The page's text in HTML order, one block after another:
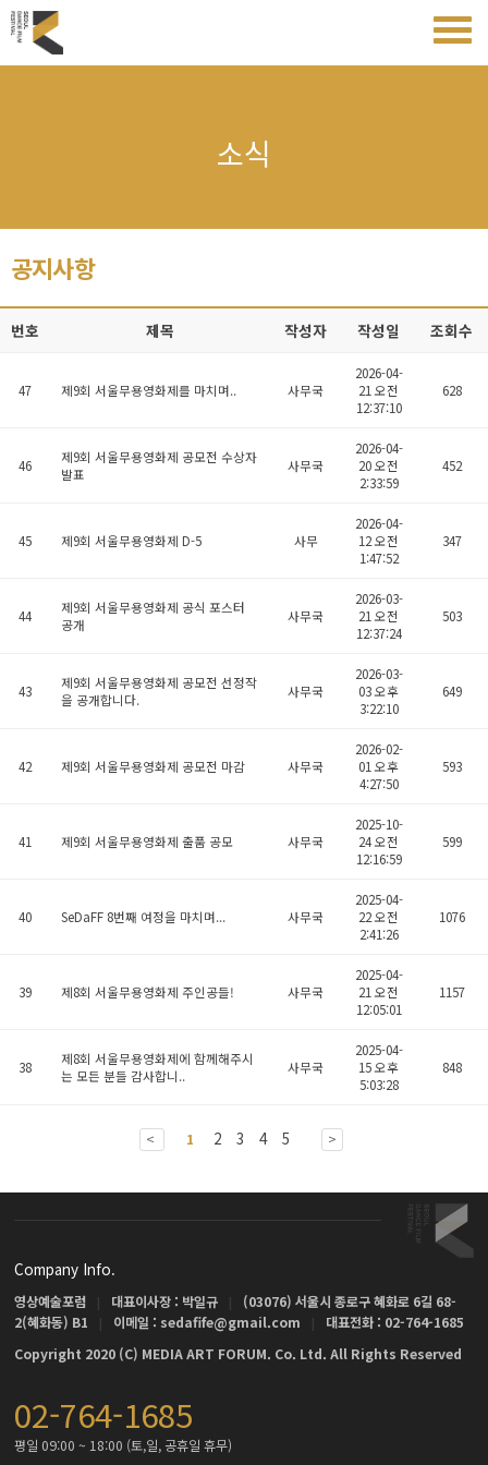
소식
공지사항
번호 제목 작성자 작성일 조회수
47 제9회 서울무용영화제를 마치며.. 사무국
2026-04-
21 오전
12:37:10
628
46
제9회 서울무용영화제 공모전 수상자
발표
사무국
2026-04-
20 오전
2:33:59
452
45 제9회 서울무용영화제 D-5 사무
2026-04-
12 오전
1:47:52
347
44
제9회 서울무용영화제 공식 포스터
공개
사무국
2026-03-
21 오전
12:37:24
503
43
제9회 서울무용영화제 공모전 선정작
을 공개합니다.
사무국
2026-03-
03 오후
3:22:10
649
42 제9회 서울무용영화제 공모전 마감 사무국
2026-02-
01 오후
4:27:50
593
41 제9회 서울무용영화제 출품 공모 사무국
2025-10-
24 오전
12:16:59
599
40 SeDaFF 8번째 여정을 마치며... 사무국
2025-04-
22 오전
2:41:26
1076
39 제8회 서울무용영화제 주인공들! 사무국
2025-04-
21 오전
12:05:01
1157
38
제8회 서울무용영화제에 함께해주시
는 모든 분들 감사합니..
사무국
2025-04-
15 오후
5:03:28
848
< 1 2 3 4 5 >
Company Info.
영상예술포럼 대표이사장 : 박일규
(03076) 서울시 종로구 혜화로 6길 68-
2(혜화동) B1
이메일 : sedafife@gmail.com
대표전화 : 02-764-1685
Copyright 2020 (C) MEDIA ART FORUM. Co. Ltd. All Rights Reserved
02-764-1685
평일 09:00 ~ 18:00 (토,일, 공휴일 휴무)